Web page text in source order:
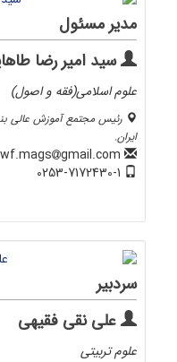
مدیر مسئول
سید امیر رضا
علوم اسلامی(فقه و اصول)
رئیس مجتمع آموزش عالی
ایران.
gmail.com
سردبیر
علی نقی فقیهی
علوم تربیتی